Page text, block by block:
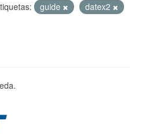
guide
datex2